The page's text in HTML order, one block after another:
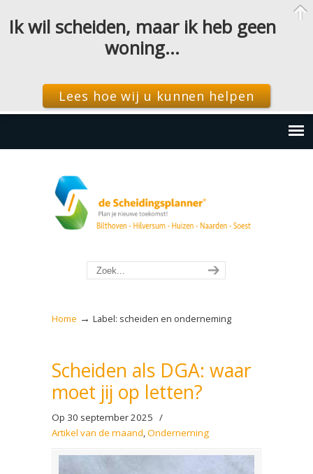
Home → Label: scheiden en onderneming
Scheiden als DGA: waar
moet jij op letten?
Op 30 september 2025 /
Artikel van de maand,Onderneming
Ik wil scheiden, maar ik heb geen
woning…
Lees hoe wij u kunnen helpen